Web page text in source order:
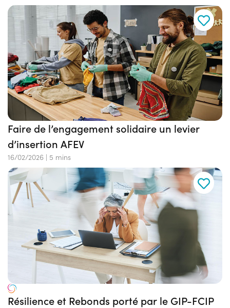
Faire de l’engagement solidaire un levier
d’insertion AFEV
16/02/2026 | 5 mins
Résilience et Rebonds porté par le GIP-FCIP